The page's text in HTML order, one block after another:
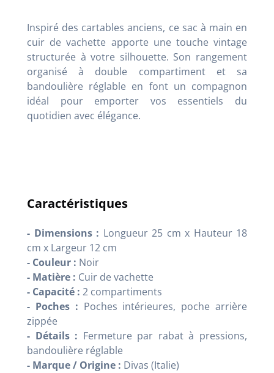
Inspiré des cartables anciens, ce sac à main en
cuir de vachette apporte une touche vintage
structurée à votre silhouette. Son rangement
organisé à double compartiment et sa
bandoulière réglable en font un compagnon
idéal pour emporter vos essentiels du
quotidien avec élégance.
Caractéristiques
- Dimensions : Longueur 25 cm x Hauteur 18
cm x Largeur 12 cm
- Couleur : Noir
- Matière : Cuir de vachette
- Capacité : 2 compartiments
- Poches : Poches intérieures, poche arrière
zippée
- Détails : Fermeture par rabat à pressions,
bandoulière réglable
- Marque / Origine : Divas (Italie)